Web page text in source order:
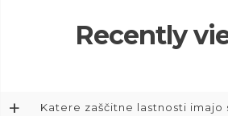
Recently
+
Katere zaščitne lastnosti imajo